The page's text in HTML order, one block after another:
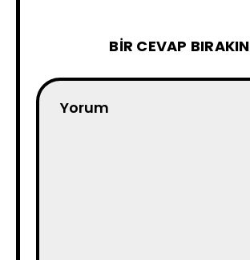
BIR CEVAP BIRAKIN